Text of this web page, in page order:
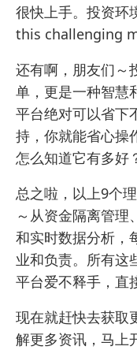
很快上手。投资环
this challenging
还有啊，朋友们～
单，更是一种智慧
平台绝对可以省下
持，你就能省心操
怎么知道它有多好
总之啦，以上9个
～从资金隔离管理
和实时数据分析，
业和负责。所有这
平台爱不释手，直
现在就赶快去获取
解更多资讯，马上